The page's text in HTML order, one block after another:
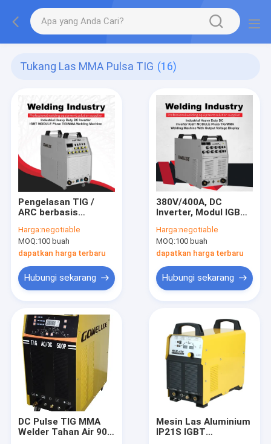
Tukang Las MMA Pulsa TIG (16)
Pengelasan TIG /
ARC berbasis
Las Portabel untuk
Penggunaan di
Rumah Mesin las
teknologi inverter
canggih
Harga:negotiable
MOQ:100 buah
dapatkan harga terbaru
Hubungi sekarang
380V/400A, DC
Inverter, Modul IGBT
Tukang
Las/Peralatan
dengan Fungsi
MMA/TIG400mij
Harga:negotiable
MOQ:100 buah
dapatkan harga terbaru
Hubungi sekarang
DC Pulse TIG MMA
Welder Tahan Air 90%
Mesin Las Aluminium
IP21S IGBT